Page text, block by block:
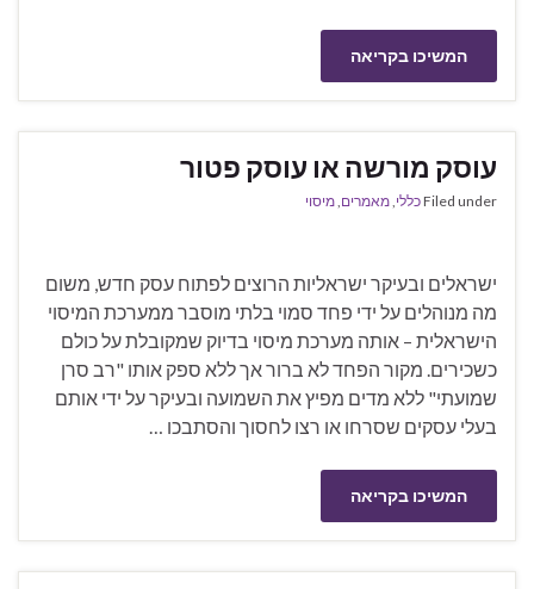
המשיכו בקריאה
עוסק מורשה או עוסק פטור
Filed underכללי,מאמרים,מיסוי
ישראלים ובעיקר ישראליות הרוצים לפתוח עסק חדש, משום
מה מנוהלים על ידי פחד סמוי בלתי מוסבר ממערכת המיסוי
הישראלית – אותה מערכת מיסוי בדיוק שמקובלת על כולם
כשכירים. מקור הפחד לא ברור אך ללא ספק אותו "רב סרן
שמועתי" ללא מדים מפיץ את השמועה ובעיקר על ידי אותם
בעלי עסקים שסרחו או רצו לחסוך והסתבכו …
המשיכו בקריאה